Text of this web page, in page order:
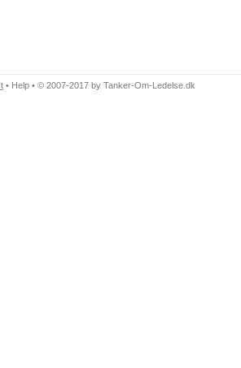
• Help• © 2007-2017 by Tanker-Om-Ledelse.dk